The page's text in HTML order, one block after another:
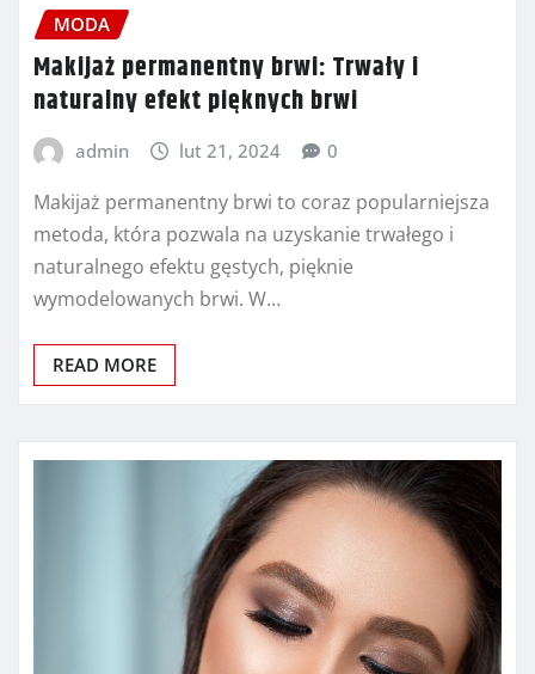
MODA
Makijaż permanentny brwi: Trwały i
naturalny efekt pięknych brwi
admin lut 21, 2024 0
Makijaż permanentny brwi to coraz popularniejsza
metoda, która pozwala na uzyskanie trwałego i
naturalnego efektu gęstych, pięknie
wymodelowanych brwi. W…
READ MORE